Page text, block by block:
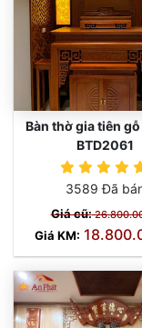
Bàn thờ gia tiên
BTD2061
3589 Đã
Giá cũ:
Giá KM: